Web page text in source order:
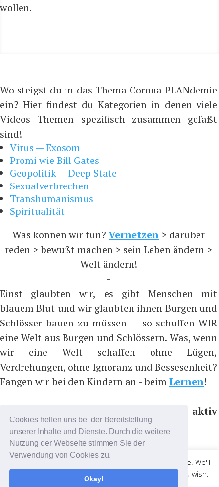
Cookies helfen uns bei der Bereitstellung
unserer Inhalte und Dienste. Durch die weitere
Nutzung der Webseite stimmen Sie der
Verwendung von Cookies zu.
Okay!
wollen.
Wo steigst du in das Thema Corona PLANdemie
ein? Hier findest du Kategorien in denen viele
Videos Themen spezifisch zusammen gefaßt
sind!
Virus — Exosom
Promi wie Bill Gates
Geopolitik — Deep State
Sexualverbrechen
Transhumanismus
Spiritualität
Was können wir tun? Vernetzen > darüber
reden > bewußt machen > sein Leben ändern >
Welt ändern!
-
Einst glaubten wir, es gibt Menschen mit
blauem Blut und wir glaubten ihnen Burgen und
Schlösser bauen zu müssen — so schuffen WIR
eine Welt aus Burgen und Schlössern. Was, wenn
wir eine Welt schaffen ohne Lügen,
Verdrehungen, ohne Ignoranz und Bessesenheit?
Fangen wir bei den Kindern an - beimLernen!
-
Bitte nicht folgen, sondern aktiv
teilnehmen, z.B. auf ...
https://t.me/coronadatencheck
(Nachrichtenkanal)
This website uses cookies to improve your experience. We'll
assume you're ok with this, but you can opt-out if you wish.